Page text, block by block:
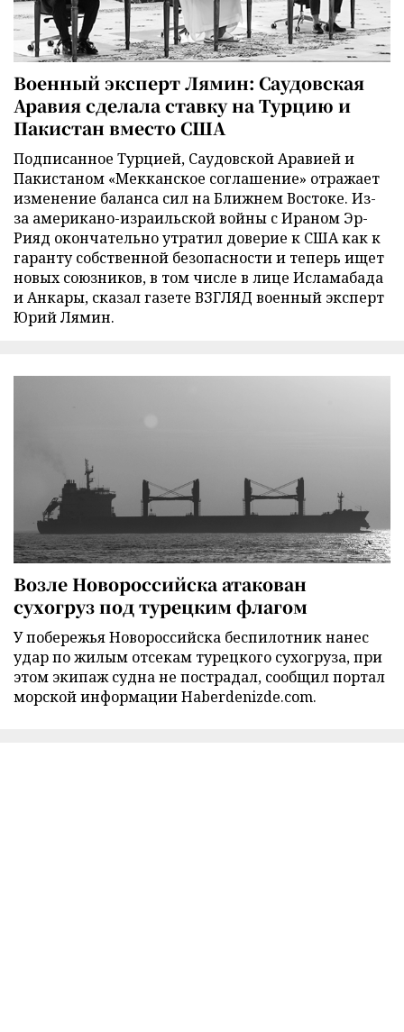
Военный эксперт Лямин: Саудовская
Аравия сделала ставку на Турцию и
Пакистан вместо США
Подписанное Турцией, Саудовской Аравией и
Пакистаном «Мекканское соглашение» отражает
изменение баланса сил на Ближнем Востоке. Из-
за американо-израильской войны с Ираном Эр-
Рияд окончательно утратил доверие к США как к
гаранту собственной безопасности и теперь ищет
новых союзников, в том числе в лице Исламабада
и Анкары, сказал газете ВЗГЛЯД военный эксперт
Юрий Лямин.
Возле Новороссийска атакован
сухогруз под турецким флагом
У побережья Новороссийска беспилотник нанес
удар по жилым отсекам турецкого сухогруза, при
этом экипаж судна не пострадал, сообщил портал
морской информации Haberdenizde.com.